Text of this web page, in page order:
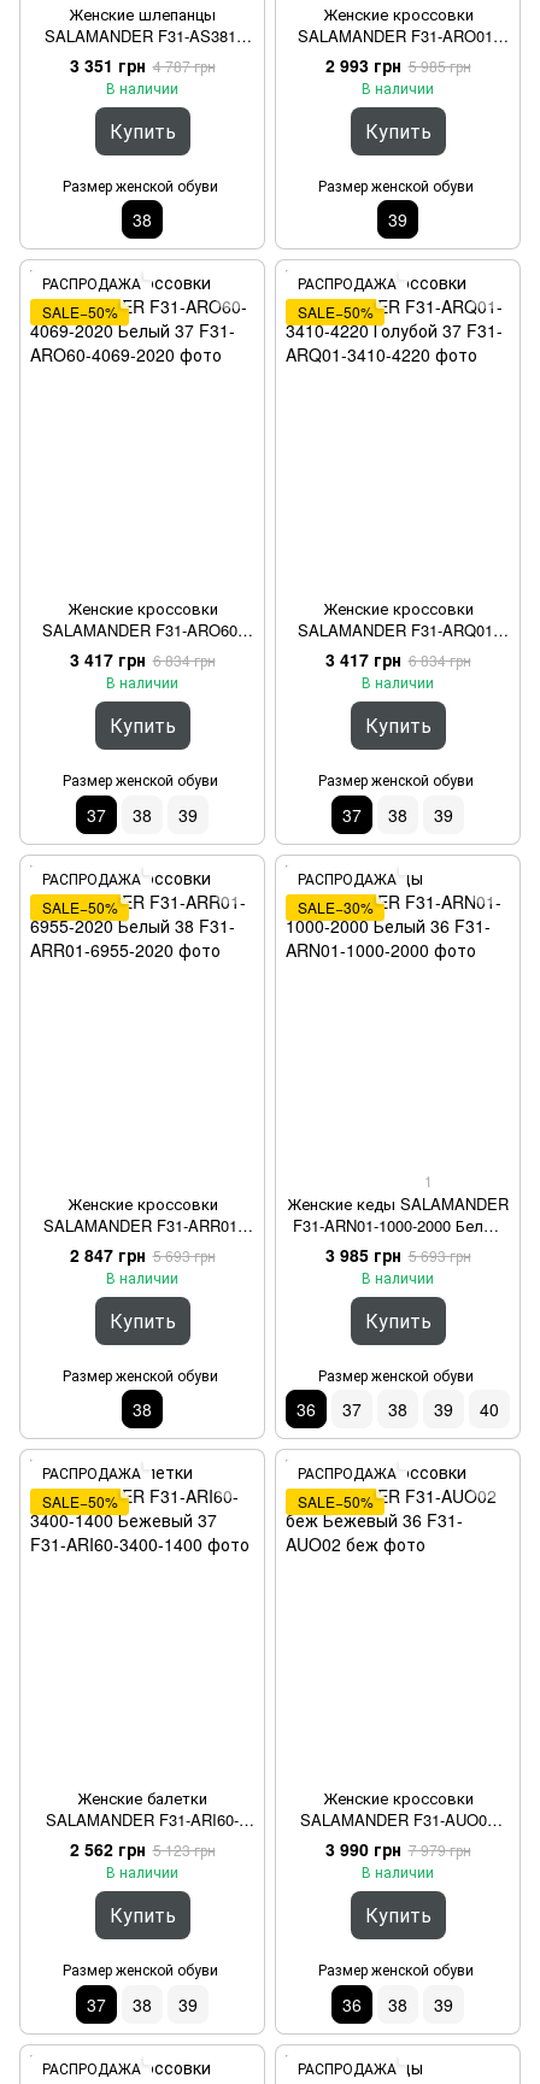
Женские шлепанцы
SALAMANDER F31-AS381-
1400-5300 Бежевый 38
3 351 грн 4 787 грн
В наличии
Купить
Размер женской обуви
38
Женские кроссовки
SALAMANDER F31-ARO01-
6969-5252 Бежевый 39
2 993 грн 5 985 грн
В наличии
Купить
Размер женской обуви
39
РАСПРОДАЖА
SALE−50%
Женские кроссовки
SALAMANDER F31-ARO60-
4069-2020 Белый 37
3 417 грн 6 834 грн
В наличии
Купить
Размер женской обуви
37 38 39
РАСПРОДАЖА
SALE−50%
Женские кроссовки
SALAMANDER F31-ARQ01-
3410-4220 Голубой 37
3 417 грн 6 834 грн
В наличии
Купить
Размер женской обуви
37 38 39
РАСПРОДАЖА
SALE−50%
Женские кроссовки
SALAMANDER F31-ARR01-
6955-2020 Белый 38
2 847 грн 5 693 грн
В наличии
Купить
Размер женской обуви
38
РАСПРОДАЖА
SALE−30%
1
Женские кеды SALAMANDER
F31-ARN01-1000-2000 Белый
3 985 грн 5 693 грн
В наличии
Купить
Размер женской обуви
36 37 38 39 40
РАСПРОДАЖА
SALE−50%
Женские балетки
SALAMANDER F31-ARI60-
3400-1400 Бежевый 37
2 562 грн 5 123 грн
В наличии
Купить
Размер женской обуви
37 38 39
РАСПРОДАЖА
SALE−50%
Женские кроссовки
SALAMANDER F31-AUO02
беж Бежевый 36
3 990 грн 7 979 грн
В наличии
Купить
Размер женской обуви
36 38 39
РАСПРОДАЖА
РАСПРОДАЖА